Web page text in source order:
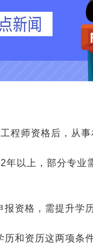
程师资格后，从事
以上，部分专业
资格，需提升学
和资历这两项条